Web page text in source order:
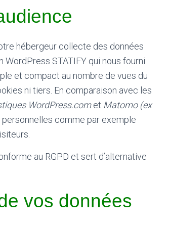
hébergeur collecte des données
STATIFY qui nous fourni
et compact au nombre de vues du
ni tiers. En comparaison avec les
WordPress.comet Matomo (ex
comme par exemple
au RGPD et sert d’alternative
vos données